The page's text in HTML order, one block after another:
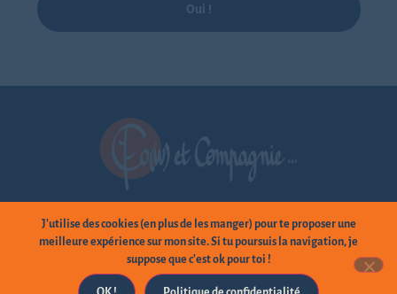
Oui !
Linkedin
Tous droits réservés par Co(w) et Compagnie –Mentions légales et
J'utilise des cookies (en plus de les manger) pour te proposer une
meilleure expérience sur mon site. Si tu poursuis la navigation, je
suppose que c'est ok pour toi !